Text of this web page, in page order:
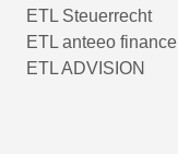
ETL Steuerrecht
ETL anteeo finance
ETL ADVISION